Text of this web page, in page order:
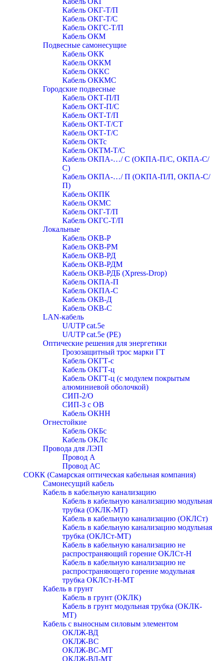
Кабель ОКГ-Т/П
Кабель ОКГ-Т/С
Кабель ОКГС-Т/П
Кабель ОКМ
Подвесные самонесущие
Кабель ОКК
Кабель ОККМ
Кабель ОККС
Кабель ОККМС
Городские подвесные
Кабель ОКТ-П/П
Кабель ОКТ-П/С
Кабель ОКТ-Т/П
Кабель ОКТ-Т/СТ
Кабель ОКТ-Т/С
Кабель ОКТс
Кабель ОКТМ-Т/С
Кабель ОКПА-…/ С (ОКПА-П/С, ОКПА-С/
С)
Кабель ОКПА-…/ П (ОКПА-П/П, ОКПА-С/
П)
Кабель ОКПК
Кабель ОКМС
Кабель ОКГ-Т/П
Кабель ОКГС-Т/П
Локальные
Кабель ОКВ-Р
Кабель ОКВ-РМ
Кабель ОКВ-РД
Кабель ОКВ-РДМ
Кабель ОКВ-РДБ (Xpress-Drop)
Кабель ОКПА-П
Кабель ОКПА-С
Кабель ОКВ-Д
Кабель ОКВ-С
LAN-кабель
U/UTP cat.5e
U/UTP cat.5e (PE)
Оптические решения для энергетики
Грозозащитный трос марки ГТ
Кабель ОКГТ-с
Кабель ОКГТ-ц
Кабель ОКГТ-ц (с модулем покрытым
алюминиевой оболочкой)
СИП-2/О
СИП-3 с ОВ
Кабель ОКНН
Огнестойкие
Кабель ОКБc
Кабель ОКЛc
Провода для ЛЭП
Провод А
Провод АС
СОКК (Самарская оптическая кабельная компания)
Самонесущий кабель
Кабель в кабельную канализацию
Кабель в кабельную канализацию модульная
трубка (ОКЛК-МТ)
Кабель в кабельную канализацию (ОКЛСт)
Кабель в кабельную канализацию модульная
трубка (ОКЛСт-МТ)
Кабель в кабельную канализацию не
распространяющий горение ОКЛСт-Н
Кабель в кабельную канализацию не
распространяющего горение модульная
трубка ОКЛСт-Н-МТ
Кабель в грунт
Кабель в грунт (ОКЛК)
Кабель в грунт модульная трубка (ОКЛК-
МТ)
Кабель с выносным силовым элементом
ОКЛЖ-ВД
ОКЛЖ-ВС
ОКЛЖ-ВС-МТ
ОКЛЖ-ВД-МТ